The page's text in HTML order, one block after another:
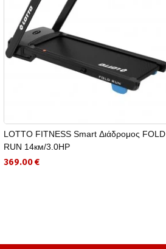
LOTTO FITNESS Smart Διάδρομος FOLD
RUN 14км/3.0HP
369.00 €